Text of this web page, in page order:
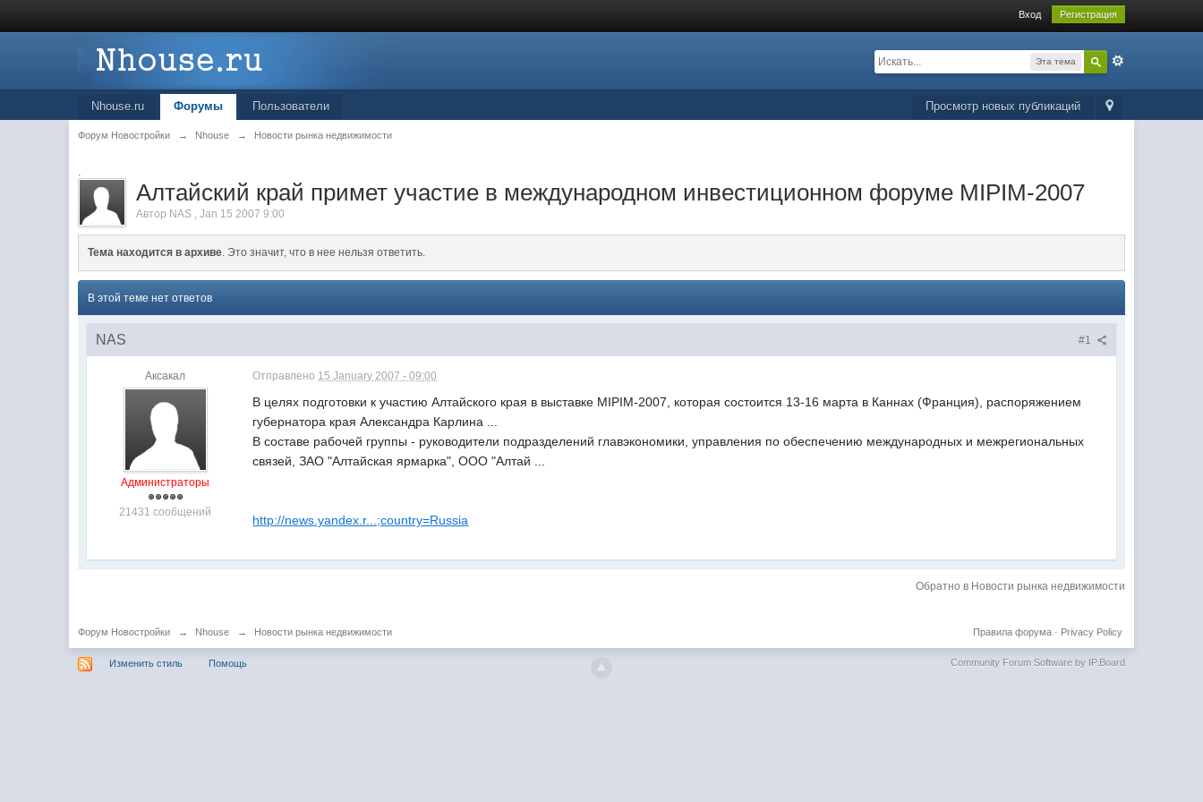
Вход Регистрация
Эта тема
Просмотр новых публикаций
Nhouse.ru Форумы Пользователи
Форум Новостройки → Nhouse → Новости рынка недвижимости
.
Алтайский край примет участие в международном инвестиционном форуме MIPIM-2007
Автор NAS ,Jan 15 2007 9:00
Тема находится в архиве. Это значит, что в нее нельзя ответить.
В этой теме нет ответов
#1
NAS
Аксакал
Администраторы
21431 сообщений
Отправлено 15 January 2007 - 09:00
В целях подготовки к участию Алтайского края в выставке MIPIM-2007, которая состоится 13-16 марта в Каннах (Франция), распоряжением
губернатора края Александра Карлина ...
В составе рабочей группы - руководители подразделений главэкономики, управления по обеспечению международных и межрегиональных
связей, ЗАО "Алтайская ярмарка", ООО "Алтай ...
http://news.yandex.r...;country=Russia
Обратно в Новости рынка недвижимости
Форум Новостройки → Nhouse → Новости рынка недвижимости Privacy Policy
Правила форума·
Изменить стиль Помощь Community Forum Software by IP.Board